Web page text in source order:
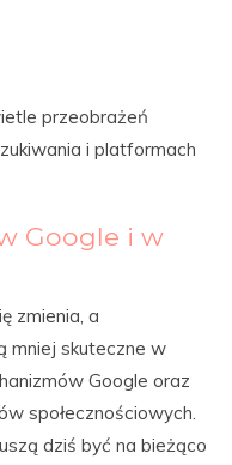
przeobrażeń
i platformach
Google i w
zmienia, a
mniej skuteczne w
Google oraz
społecznościowych.
dziś być na bieżąco